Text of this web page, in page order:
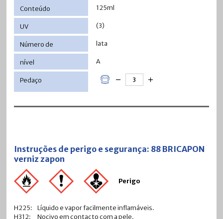
125ml
(3)
lata
A
Instruções de perigo e segurança: 88 BRICAPON
verniz zapon
Perigo
H225:
Líquido e vapor facilmente inflamáveis.
H312:
Nocivo em contacto com a pele.